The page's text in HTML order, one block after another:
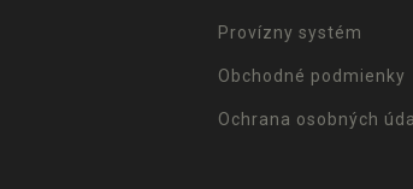
Provízny systém
Obchodné podmienky
Ochrana osobných